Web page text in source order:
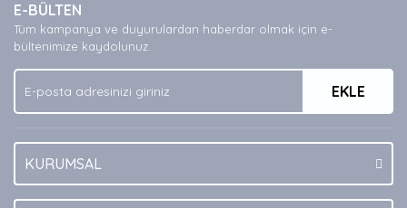
Ürün açıklamasında eksik bilgiler bulunuyor.
Ürün bilgilerinde hatalar bulunuyor.
Ürün fiyatı diğer sitelerden daha pahalı.
Bu ürüne benzer farklı alternatifler olmalı.
E-BÜLTEN
Tüm kampanya ve duyurulardan haberdar olmak için e-
bültenimize kaydolunuz.
EKLE
KURUMSAL